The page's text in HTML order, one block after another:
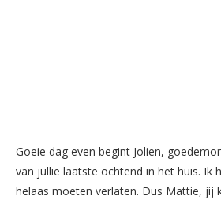
Goeie dag even begint Jolien,
van jullie laatste ochtend in het huis. Ik
helaas moeten verlaten. Dus Mattie, jij